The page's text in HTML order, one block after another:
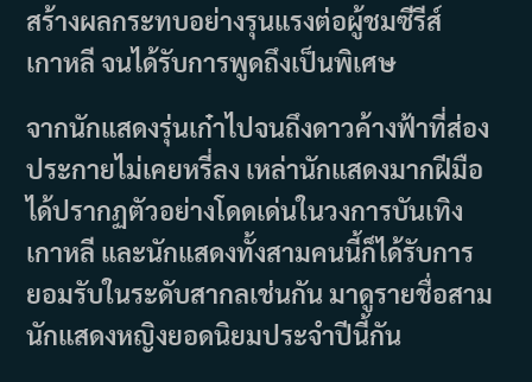
สร้างผลกระทบอย่างรุนแรงต่อผู้ชมซีรีส์
เกาหลี จนได้รับการพูดถึงเป็นพิเศษ
จากนักแสดงรุ่นเก๋าไปจนถึงดาวค้างฟ้าที่ส่อง
ประกายไม่เคยหรี่ลง เหล่านักแสดงมากฝีมือ
ได้ปรากฏตัวอย่างโดดเด่นในวงการบันเทิง
เกาหลี และนักแสดงทั้งสามคนนี้ก็ได้รับการ
ยอมรับในระดับสากลเช่นกัน มาดูรายชื่อสาม
นักแสดงหญิงยอดนิยมประจำปีนี้กัน